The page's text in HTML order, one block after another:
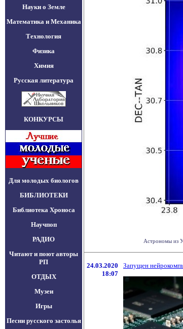
Науки о Земле
Математика и Механика
Технология
Физика
Химия
Русская литература
КОНКУРСЫ
Для молодых биологов
БИБЛИОТЕКИ
Библиотека Хроноса
Научпоп
РАДИО
Читают и поют авторы
РП
ОТДЫХ
Музеи
Игры
Песни русского застолья
Астрономы из
24.03.2020
18:07
Запущен